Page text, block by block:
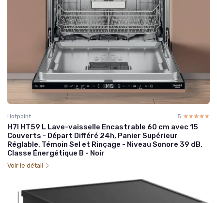
Hotpoint 5 ☆☆☆☆☆
★★★★★
H7I HT59 L Lave-vaisselle Encastrable 60 cm avec 15
Couverts - Départ Différé 24h, Panier Supérieur
Réglable, Témoin Sel et Rinçage - Niveau Sonore 39 dB,
Classe Énergétique B - Noir
Voir le détail